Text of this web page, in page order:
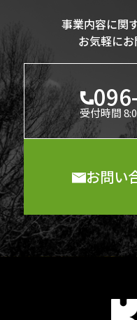
事業内容に関
お気軽に
受付時間
お問い